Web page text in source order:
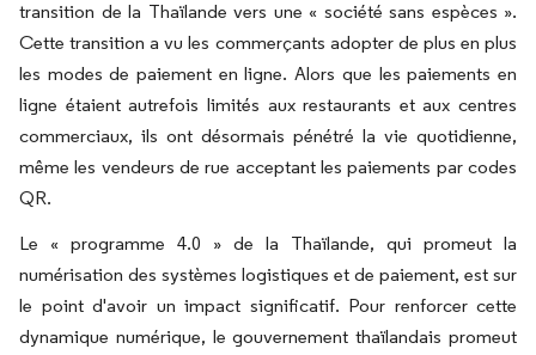
transition de la Thaïlande vers une « société sans espèces ».
Cette transition a vu les commerçants adopter de plus en plus
les modes de paiement en ligne. Alors que les paiements en
ligne étaient autrefois limités aux restaurants et aux centres
commerciaux, ils ont désormais pénétré la vie quotidienne,
même les vendeurs de rue acceptant les paiements par codes
QR.
Le « programme 4.0 » de la Thaïlande, qui promeut la
numérisation des systèmes logistiques et de paiement, est sur
le point d'avoir un impact significatif. Pour renforcer cette
dynamique numérique, le gouvernement thaïlandais promeut